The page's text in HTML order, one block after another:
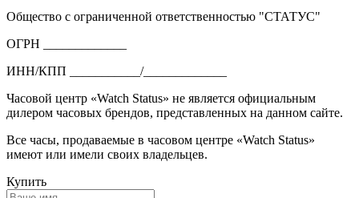
Общество с ограниченной ответственностью "СТАТУС"
ОГРН _____________
ИНН/КПП ___________/_____________
Часовой центр «Watch Status» не является официальным
дилером часовых брендов, представленных на данном сайте.
Все часы, продаваемые в часовом центре «Watch Status»
имеют или имели своих владельцев.
Купить